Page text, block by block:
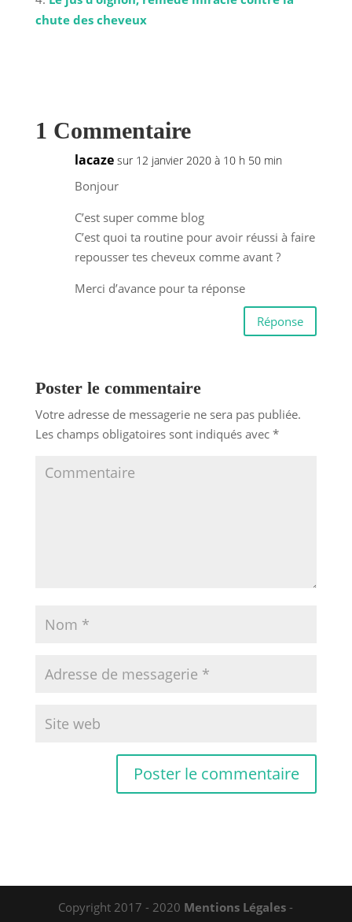
chute des cheveux
1 Commentaire
lacaze sur 12 janvier 2020 à 10 h 50 min
Bonjour
C’est super comme blog
C’est quoi ta routine pour avoir réussi à faire
repousser tes cheveux comme avant ?
Merci d’avance pour ta réponse
Réponse
Poster le commentaire
Votre adresse de messagerie ne sera pas publiée.
Les champs obligatoires sont indiqués avec *
Copyright 2017 - 2020 Mentions Légales -